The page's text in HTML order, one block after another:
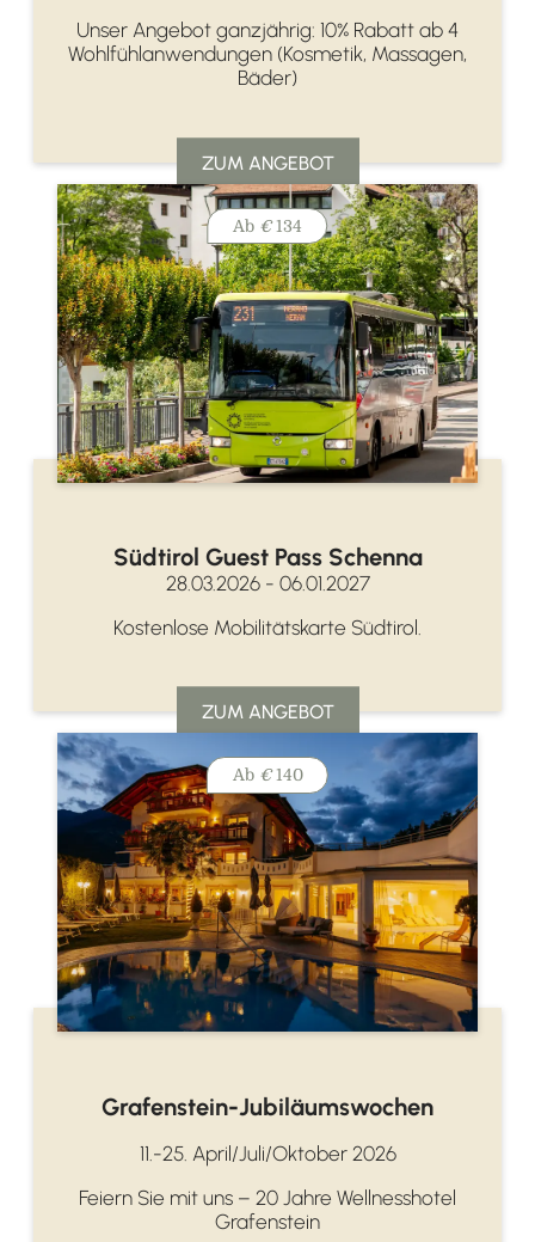
Unser Angebot ganzjährig: 10% Rabatt ab 4
Wohlfühlanwendungen (Kosmetik, Massagen,
Bäder)
ZUM ANGEBOT
Ab €134
Südtirol Guest Pass Schenna
28.03.2026 - 06.01.2027
Kostenlose Mobilitätskarte Südtirol.
ZUM ANGEBOT
Ab €140
Grafenstein-Jubiläumswochen
11.-25. April/Juli/Oktober 2026
Feiern Sie mit uns – 20 Jahre Wellnesshotel
Grafenstein